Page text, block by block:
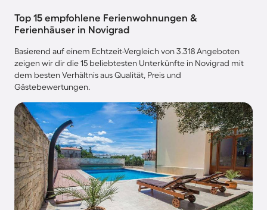
Top 15 empfohlene Ferienwohnungen &
Ferienhäuser in Novigrad
Basierend auf einem Echtzeit-Vergleich von 3.318 Angeboten
zeigen wir dir die 15 beliebtesten Unterkünfte in Novigrad mit
dem besten Verhältnis aus Qualität, Preis und
Gästebewertungen.